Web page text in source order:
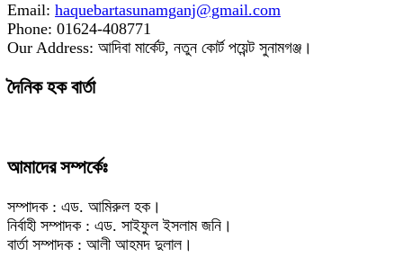
Email: haquebartasunamganj@gmail.com
Phone: 01624-408771
Our Address: আদিবা মার্কেট, নতুন কোর্ট পয়েন্ট সুনামগঞ্জ।
দৈনিক হক বার্তা
আমাদের সম্পর্কেঃ
সম্পাদক : এড. আমিরুল হক।
নির্বাহী সম্পাদক : এড. সাইফুল ইসলাম জনি।
বার্তা সম্পাদক : আলী আহমদ দুলাল।